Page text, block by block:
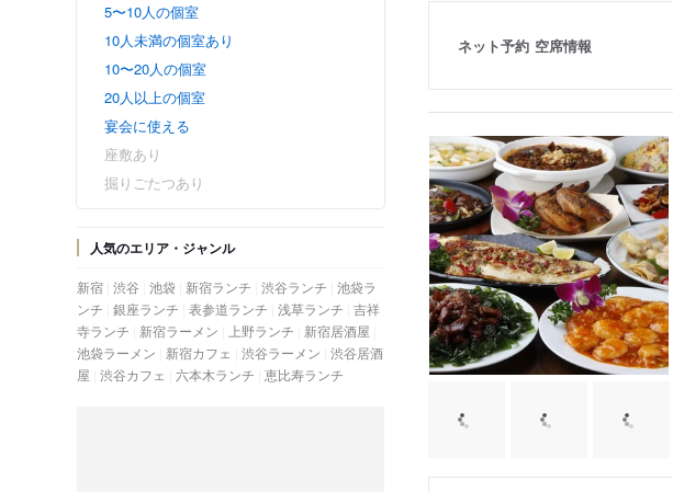
5〜10人の個室
10人未満の個室あり
10〜20人の個室
20人以上の個室
宴会に使える
座敷あり
掘りごたつあり
人気のエリア・ジャンル
新宿 渋谷 池袋 新宿ランチ 渋谷ランチ 池袋ラ
ンチ 銀座ランチ 表参道ランチ 浅草ランチ 吉祥
寺ランチ
新宿ラーメン 上野ランチ
新宿居酒屋
池袋ラーメン
新宿カフェ 渋谷ラーメン 渋谷居酒
屋 渋谷カフェ 六本木ランチ 恵比寿ランチ
ネット予約 空席情報